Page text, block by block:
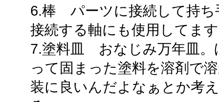
6.棒 パーツに接続して持ち
接続する軸にも使用してま
7.塗料皿 おなじみ万年皿。
って固まった塗料を溶剤で
装に良いんだよなぁとか考